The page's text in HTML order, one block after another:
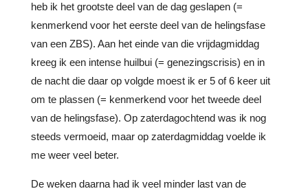
heb ik het grootste deel van de dag geslapen (=
kenmerkend voor het eerste deel van de helingsfase
van een ZBS). Aan het einde van die vrijdagmiddag
kreeg ik een intense huilbui (= genezingscrisis) en in
de nacht die daar op volgde moest ik er 5 of 6 keer uit
om te plassen (= kenmerkend voor het tweede deel
van de helingsfase). Op zaterdagochtend was ik nog
steeds vermoeid, maar op zaterdagmiddag voelde ik
me weer veel beter.
De weken daarna had ik veel minder last van de